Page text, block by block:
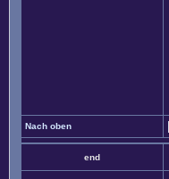
Nach oben
end